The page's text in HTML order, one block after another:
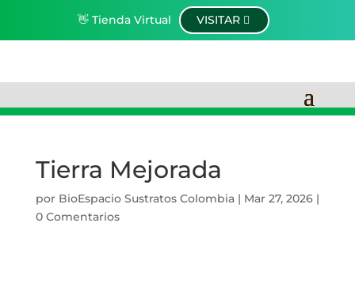
👋 Tienda Virtual VISITAR
Tierra Mejorada
por BioEspacio Sustratos Colombia| Mar 27, 2026|
0 Comentarios